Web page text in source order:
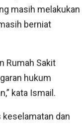
masih melakukan
berniat
Rumah Sakit
hukum
kata Ismail.
dan